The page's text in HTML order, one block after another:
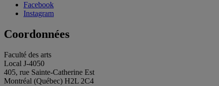
Facebook
Instagram
Coordonnées
Faculté des arts
Local J-4050
405, rue Sainte-Catherine Est
Montréal (Québec) H2L 2C4